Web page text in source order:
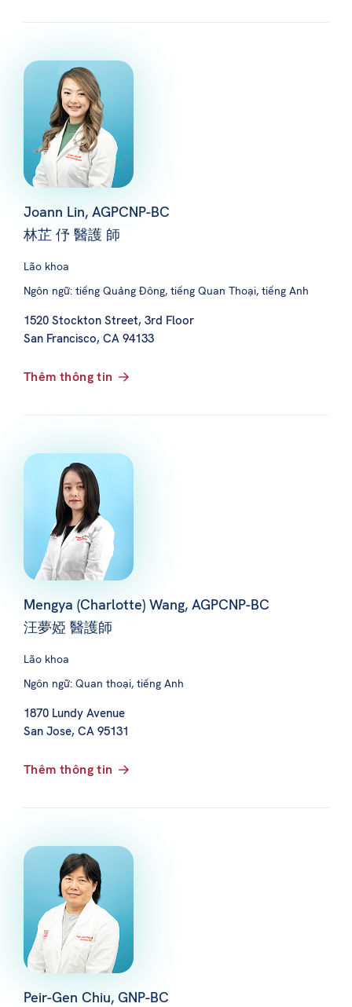
Joann Lin, AGPCNP-BC
林芷 伃 醫護 師
Lão khoa
Ngôn ngữ: tiếng Quảng Đông, tiếng Quan Thoại, tiếng Anh
1520 Stockton Street, 3rd Floor
San Francisco, CA 94133
Thêm thông tin
Mengya (Charlotte) Wang, AGPCNP-BC
汪夢婭 醫護師
Lão khoa
Ngôn ngữ: Quan thoại, tiếng Anh
1870 Lundy Avenue
San Jose, CA 95131
Thêm thông tin
Peir-Gen Chiu, GNP-BC